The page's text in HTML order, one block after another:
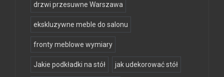
drzwi przesuwne Warszawa
ekskluzywne meble do salonu
fronty meblowe wymiary
Jakie podkładki na stół jak udekorować stół